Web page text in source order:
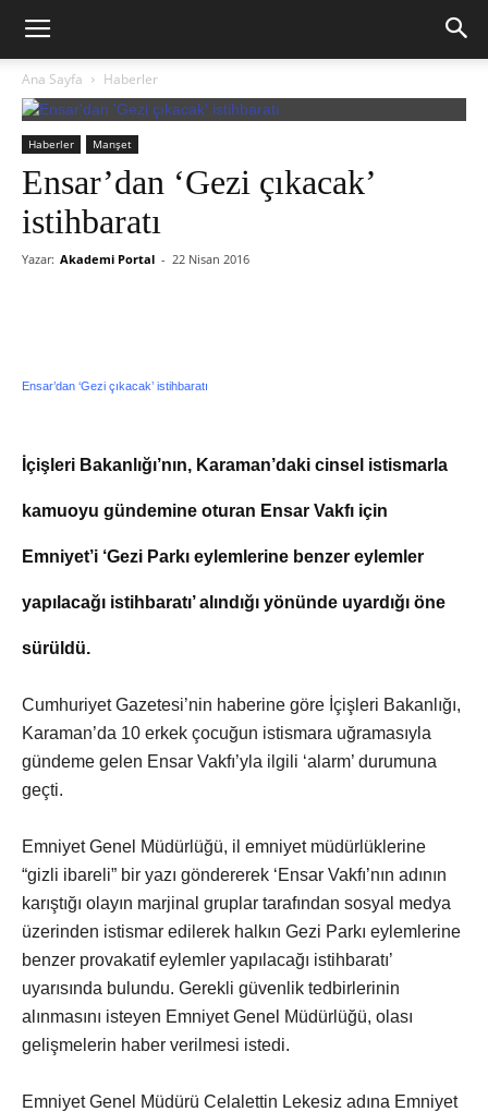
Ana Sayfa Haberler
Haberler Manşet
Ensar’dan ‘Gezi çıkacak’
istihbaratı
Yazar: Akademi Portal - 22 Nisan 2016
Ensar’dan ‘Gezi çıkacak’ istihbaratı
İçişleri Bakanlığı’nın, Karaman’daki cinsel istismarla
kamuoyu gündemine oturan Ensar Vakfı için
Emniyet’i ‘Gezi Parkı eylemlerine benzer eylemler
yapılacağı istihbaratı’ alındığı yönünde uyardığı öne
sürüldü.
Cumhuriyet Gazetesi’nin haberine göre İçişleri Bakanlığı,
Karaman’da 10 erkek çocuğun istismara uğramasıyla
gündeme gelen Ensar Vakfı’yla ilgili ‘alarm’ durumuna
geçti.
Emniyet Genel Müdürlüğü, il emniyet müdürlüklerine
“gizli ibareli” bir yazı göndererek ‘Ensar Vakfı’nın adının
karıştığı olayın marjinal gruplar tarafından sosyal medya
üzerinden istismar edilerek halkın Gezi Parkı eylemlerine
benzer provakatif eylemler yapılacağı istihbaratı’
uyarısında bulundu. Gerekli güvenlik tedbirlerinin
alınmasını isteyen Emniyet Genel Müdürlüğü, olası
gelişmelerin haber verilmesi istedi.
Emniyet Genel Müdürü Celalettin Lekesiz adına Emniyet